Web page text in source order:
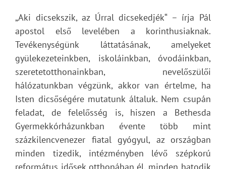
„Aki dicsekszik, az Úrral dicsekedjék“ – írja Pál
apostol első levelében a korinthusiaknak.
Tevékenységünk láttatásának, amelyeket
gyülekezeteinkben, iskoláinkban, óvodáinkban,
szeretetotthonainkban, nevelőszülői
hálózatunkban végzünk, akkor van értelme, ha
Isten dicsőségére mutatunk általuk. Nem csupán
feladat, de felelősség is, hiszen a Bethesda
Gyermekkórházunkban évente több mint
százkilencvenezer fiatal gyógyul, az országban
minden tizedik, intézményben lévő szépkorú